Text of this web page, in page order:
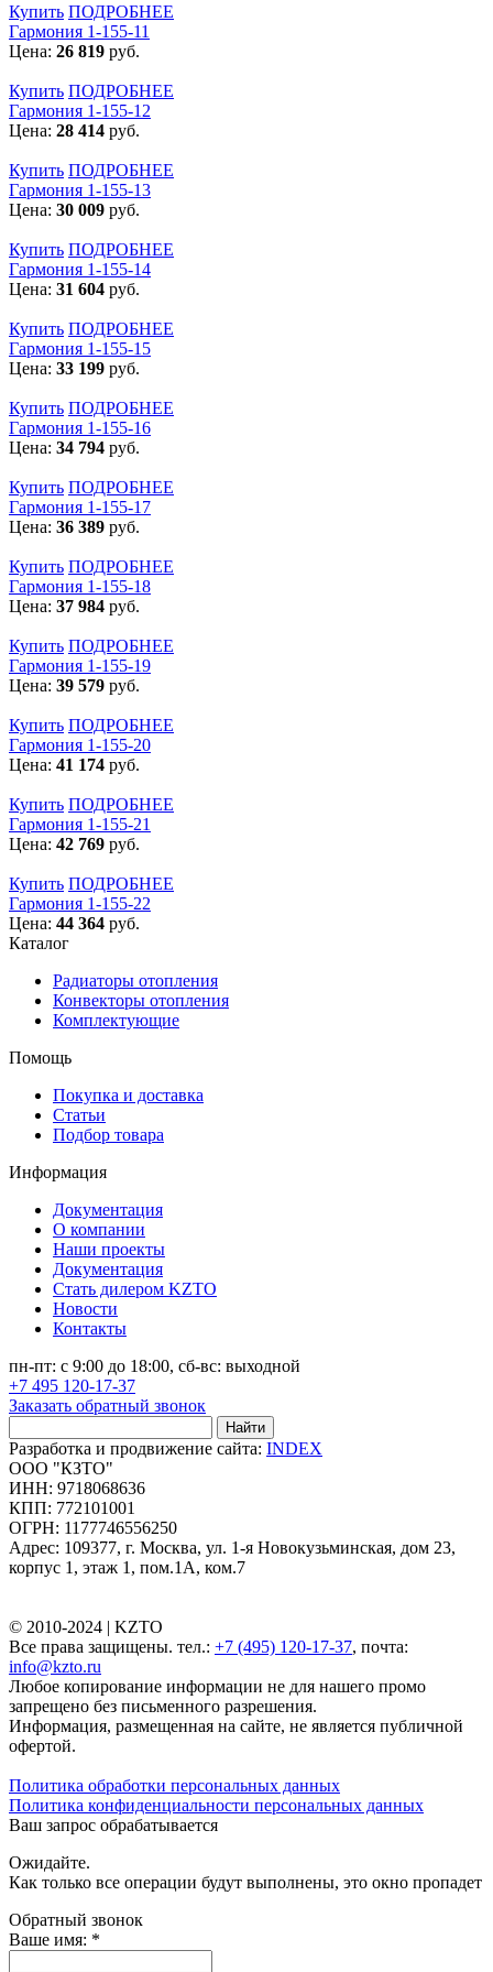
Купить ПОДРОБНЕЕ
Гармония 1-155-11
Цена: 26 819 руб.
Купить ПОДРОБНЕЕ
Гармония 1-155-12
Цена: 28 414 руб.
Купить ПОДРОБНЕЕ
Гармония 1-155-13
Цена: 30 009 руб.
Купить ПОДРОБНЕЕ
Гармония 1-155-14
Цена: 31 604 руб.
Купить ПОДРОБНЕЕ
Гармония 1-155-15
Цена: 33 199 руб.
Купить ПОДРОБНЕЕ
Гармония 1-155-16
Цена: 34 794 руб.
Купить ПОДРОБНЕЕ
Гармония 1-155-17
Цена: 36 389 руб.
Купить ПОДРОБНЕЕ
Гармония 1-155-18
Цена: 37 984 руб.
Купить ПОДРОБНЕЕ
Гармония 1-155-19
Цена: 39 579 руб.
Купить ПОДРОБНЕЕ
Гармония 1-155-20
Цена: 41 174 руб.
Купить ПОДРОБНЕЕ
Гармония 1-155-21
Цена: 42 769 руб.
Купить ПОДРОБНЕЕ
Гармония 1-155-22
Цена: 44 364 руб.
Каталог
Радиаторы отопления
Конвекторы отопления
Комплектующие
Помощь
Покупка и доставка
Статьи
Подбор товара
Информация
Документация
О компании
Наши проекты
Документация
Стать дилером KZTO
Новости
Контакты
пн-пт: с 9:00 до 18:00, сб-вс: выходной
+7 495 120-17-37
Заказать обратный звонок
Найти
Разработка и продвижение сайта: INDEX
ООО "КЗТО"
ИНН: 9718068636
КПП: 772101001
ОГРН: 1177746556250
Адрес: 109377, г. Москва, ул. 1-я Новокузьминская, дом 23,
корпус 1, этаж 1, пом.1А, ком.7
© 2010-2024 | KZTO
Все права защищены. тел.: +7 (495) 120-17-37, почта:
info@kzto.ru
Любое копирование информации не для нашего промо
запрещено без письменного разрешения.
Информация, размещенная на сайте, не является публичной
офертой.
Политика обработки персональных данных
Политика конфиденциальности персональных данных
Ваш запрос обрабатывается
Ожидайте.
Как только все операции будут выполнены, это окно пропадет
Обратный звонок
Ваше имя: *